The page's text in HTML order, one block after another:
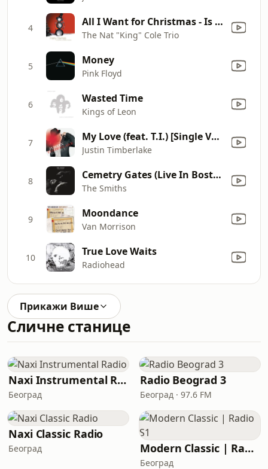
4 All I Want for Christmas - Is My Two Front Teeth (MJ Cole Remix)
The Nat "King" Cole Trio
5 Money
Pink Floyd
6 Wasted Time
Kings of Leon
7 My Love (feat. T.I.) [Single Version]
Justin Timberlake
8 Cemetry Gates (Live In Boston)
The Smiths
9 Moondance
Van Morrison
10 True Love Waits
Radiohead
Прикажи Више
Сличне станице
Naxi Instrumental Radio
Београд
Radio Beograd 3
Београд · 97.6 FM
Naxi Classic Radio
Београд Modern Classic | Radio S1
Београд